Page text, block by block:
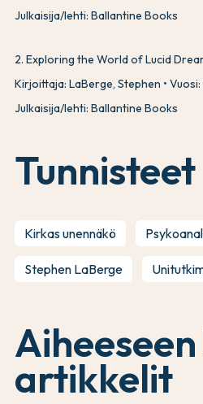
Julkaisija/lehti: Ballantine Books
2. Exploring the World of Lucid
Kirjoittaja: LaBerge, Stephen
Vuosi:
Julkaisija/lehti: Ballantine Books
Tunnisteet
Kirkas unennäkö
Stephen LaBerge
artikkelit